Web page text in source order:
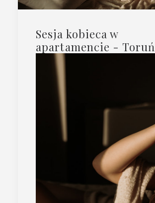
Sesja kobieca w
apartamencie - Toruń